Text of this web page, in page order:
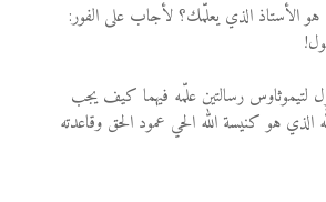
الأستاذ الذي يعلّمك؟ لأجاب على الفور:
رسالتين علّمه فيهما كيف يجب
هو كنيسة الله الحي عمود الحق وقاعدته